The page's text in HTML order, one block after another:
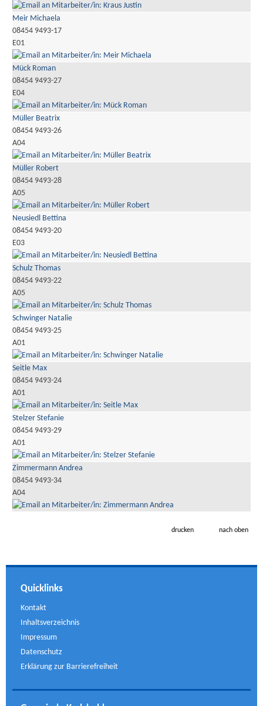
Meir Michaela
08454 9493-17
E01
Mück Roman
08454 9493-27
E04
Müller Beatrix
08454 9493-26
A04
Müller Robert
08454 9493-28
A05
Neusiedl Bettina
08454 9493-20
E03
Schulz Thomas
08454 9493-22
A05
Schwinger Natalie
08454 9493-25
A01
Seitle Max
08454 9493-24
A01
Stelzer Stefanie
08454 9493-29
A01
Zimmermann Andrea
08454 9493-34
A04
drucken nach oben
Quicklinks
Kontakt
Inhaltsverzeichnis
Impressum
Datenschutz
Erklärung zur Barrierefreiheit